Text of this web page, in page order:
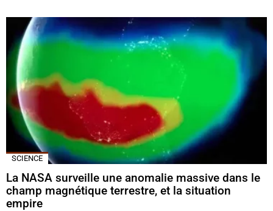
SCIENCE
La NASA surveille une anomalie massive dans le
champ magnétique terrestre, et la situation
empire